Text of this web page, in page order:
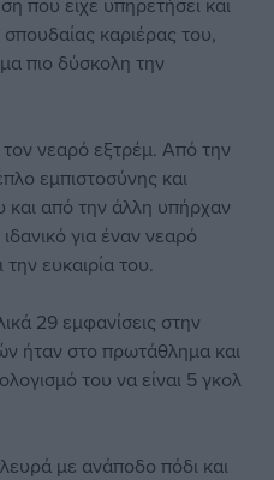
σπουδαίας καριέρας του,
πιο δύσκολη την
νεαρό εξτρέμ. Από την
εμπιστοσύνης και
και από την άλλη υπήρχαν
για έναν νεαρό
ευκαιρία του.
29 εμφανίσεις στην
ήταν στο πρωτάθλημα και
του να είναι 5 γκολ
με ανάποδο πόδι και